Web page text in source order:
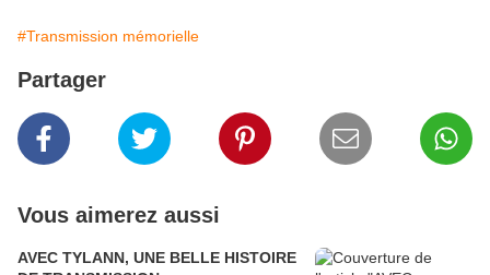
#Transmission mémorielle
Partager
Vous aimerez aussi
AVEC TYLANN, UNE BELLE HISTOIRE